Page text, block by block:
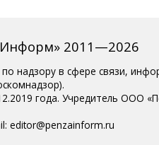
2011—2026
надзору в сфере связи,
года. Учредитель ООО
editor@penzainform.ru